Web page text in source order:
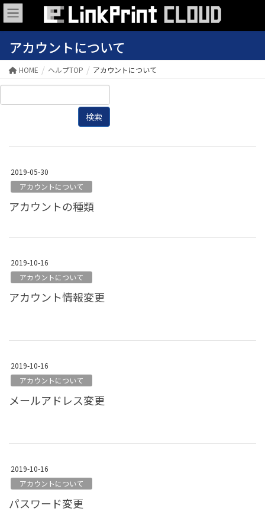
アカウントについて
HOME ヘルプTOP アカウントについて
2019-05-30
アカウントについて
アカウントの種類
2019-10-16
アカウントについて
アカウント情報変更
2019-10-16
アカウントについて
メールアドレス変更
2019-10-16
アカウントについて
パスワード変更